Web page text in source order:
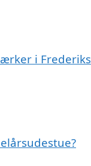
i Frederiks